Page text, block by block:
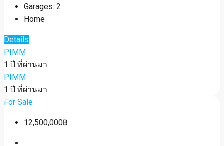
Garages: 2
Home
Details
PIMM
1 ปี ที่ผ่านมา
PIMM
1 ปี ที่ผ่านมา
For Sale
12,500,000฿